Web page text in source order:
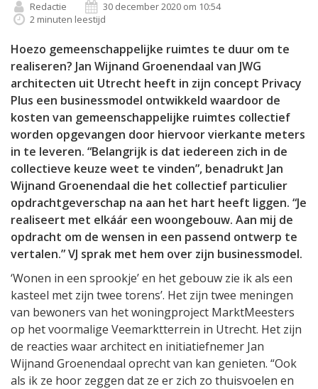
Redactie
30 december 2020 om 10:54
2 minuten leestijd
Hoezo gemeenschappelijke ruimtes te duur om te
realiseren? Jan Wijnand Groenendaal van JWG
architecten uit Utrecht heeft in zijn concept Privacy
Plus een businessmodel ontwikkeld waardoor de
kosten van gemeenschappelijke ruimtes collectief
worden opgevangen door hiervoor vierkante meters
in te leveren. “Belangrijk is dat iedereen zich in de
collectieve keuze weet te vinden”, benadrukt Jan
Wijnand Groenendaal die het collectief particulier
opdrachtgeverschap na aan het hart heeft liggen. “Je
realiseert met elkáár een woongebouw. Aan mij de
opdracht om de wensen in een passend ontwerp te
vertalen.” VJ sprak met hem over zijn businessmodel.
‘Wonen in een sprookje’ en het gebouw zie ik als een
kasteel met zijn twee torens’. Het zijn twee meningen
van bewoners van het woningproject MarktMeesters
op het voormalige Veemarktterrein in Utrecht. Het zijn
de reacties waar architect en initiatiefnemer Jan
Wijnand Groenendaal oprecht van kan genieten. “Ook
als ik ze hoor zeggen dat ze er zich zo thuisvoelen en